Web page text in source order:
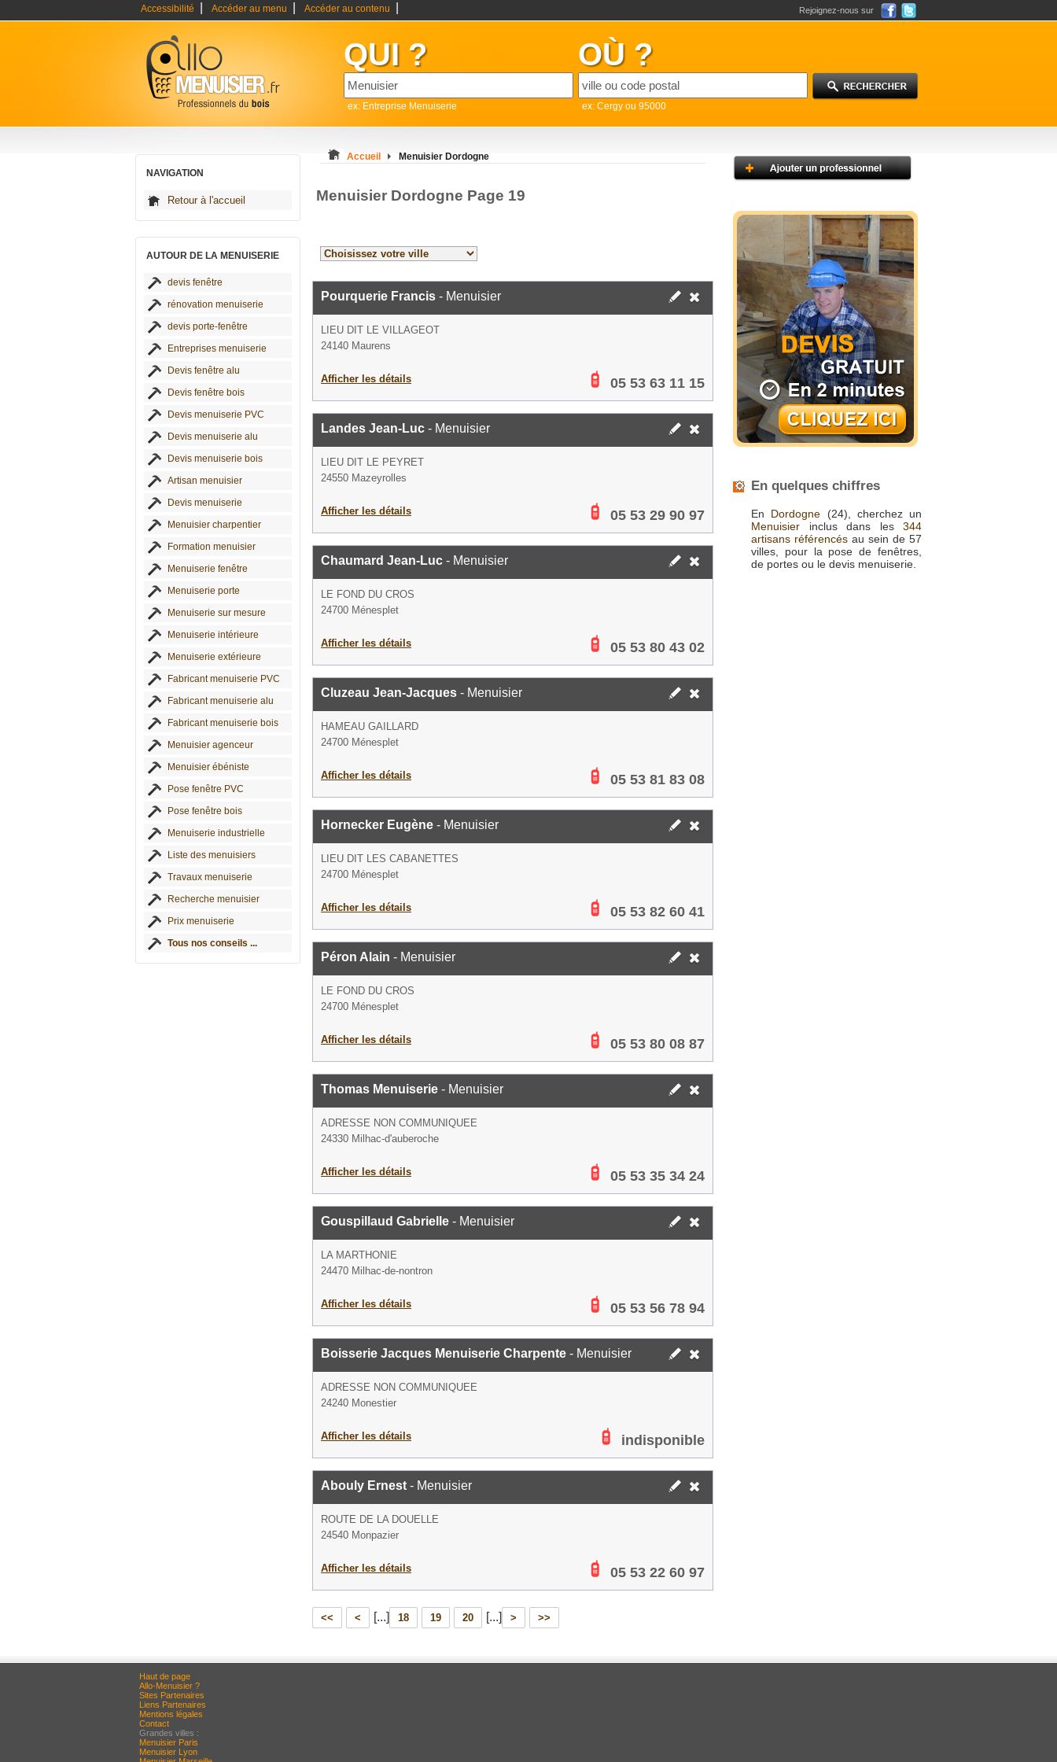
Accessibilité Accéder au menu Accéder au contenu Rejoignez-nous sur
QUI ?
ex: Entreprise Menuiserie
OÙ ?
ex: Cergy ou 95000
NAVIGATION
Retour à l'accueil
AUTOUR DE LA MENUISERIE
devis fenêtre
rénovation menuiserie
devis porte-fenêtre
Entreprises menuiserie
Devis fenêtre alu
Devis fenêtre bois
Devis menuiserie PVC
Devis menuiserie alu
Devis menuiserie bois
Artisan menuisier
Devis menuiserie
Menuisier charpentier
Formation menuisier
Menuiserie fenêtre
Menuiserie porte
Menuiserie sur mesure
Menuiserie intérieure
Menuiserie extérieure
Fabricant menuiserie PVC
Fabricant menuiserie alu
Fabricant menuiserie bois
Menuisier agenceur
Menuisier ébéniste
Pose fenêtre PVC
Pose fenêtre bois
Menuiserie industrielle
Liste des menuisiers
Travaux menuiserie
Recherche menuisier
Prix menuiserie
Tous nos conseils ...
Accueil Menuisier Dordogne
Menuisier Dordogne Page 19
Pourquerie Francis - Menuisier
LIEU DIT LE VILLAGEOT
24140 Maurens
Afficher les détails 05 53 63 11 15
Landes Jean-Luc - Menuisier
LIEU DIT LE PEYRET
24550 Mazeyrolles
Afficher les détails 05 53 29 90 97
Chaumard Jean-Luc - Menuisier
LE FOND DU CROS
24700 Ménesplet
Afficher les détails 05 53 80 43 02
Cluzeau Jean-Jacques - Menuisier
HAMEAU GAILLARD
24700 Ménesplet
Afficher les détails 05 53 81 83 08
Hornecker Eugène - Menuisier
LIEU DIT LES CABANETTES
24700 Ménesplet
Afficher les détails 05 53 82 60 41
Péron Alain - Menuisier
LE FOND DU CROS
24700 Ménesplet
Afficher les détails 05 53 80 08 87
Thomas Menuiserie - Menuisier
ADRESSE NON COMMUNIQUEE
24330 Milhac-d'auberoche
Afficher les détails 05 53 35 34 24
Gouspillaud Gabrielle - Menuisier
LA MARTHONIE
24470 Milhac-de-nontron
Afficher les détails 05 53 56 78 94
Boisserie Jacques Menuiserie Charpente - Menuisier
ADRESSE NON COMMUNIQUEE
24240 Monestier
Afficher les détails indisponible
Abouly Ernest - Menuisier
ROUTE DE LA DOUELLE
24540 Monpazier
Afficher les détails 05 53 22 60 97
<< < [...] 18 19 20 [...] > >>
En quelques chiffres
En Dordogne (24), cherchez un
Menuisier inclus dans les 344
artisans référencés au sein de 57
villes, pour la pose de fenêtres,
de portes ou le devis menuiserie.
Haut de page
Allo-Menuisier ?
Sites Partenaires
Liens Partenaires
Mentions légales
Contact
Grandes villes :
Menuisier Paris
Menuisier Lyon